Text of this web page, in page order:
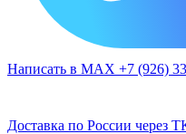
Написать в MAX +7 (926)
Доставка по России